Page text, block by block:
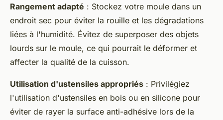
Rangement adapté : Stockez votre moule dans un
endroit sec pour éviter la rouille et les dégradations
liées à l'humidité. Évitez de superposer des objets
lourds sur le moule, ce qui pourrait le déformer et
affecter la qualité de la cuisson.
Utilisation d'ustensiles appropriés : Privilégiez
l'utilisation d'ustensiles en bois ou en silicone pour
éviter de rayer la surface anti-adhésive lors de la